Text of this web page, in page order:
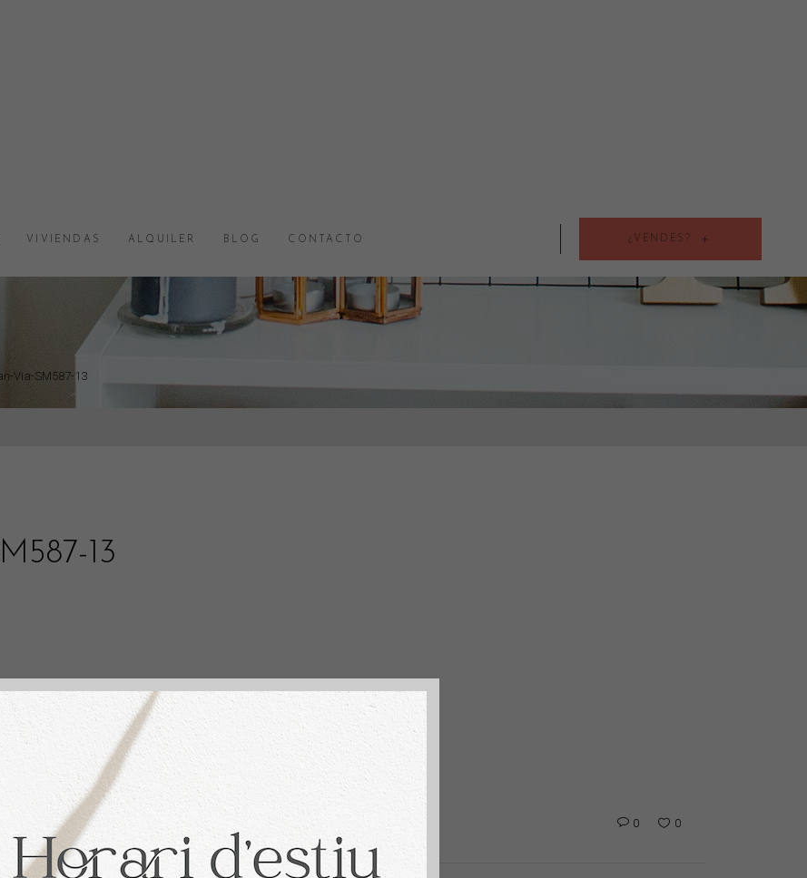
VIVIENDAS ALQUILER BLOG CONTACTO ¿VENDES?
Via-SM587-13
13
0 0